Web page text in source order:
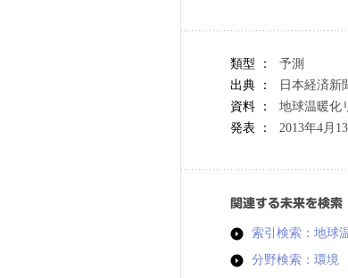
類型 ：
予測
出典 ：
日本経済新
資料 ：
地球温暖化
発表 ：
2013年4月
関連する未来を検索
索引検索：地球
分野検索：環境